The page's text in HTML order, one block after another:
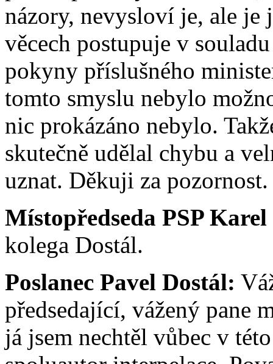
názory, nevysloví je, ale
věcech postupuje v
pokyny příslušného
tomto smyslu nebylo
nic prokázáno nebylo.
skutečně udělal chybu a
uznat. Děkuji za
Místopředseda PSP
kolega Dostál.
Poslanec Pavel Dostál:
předsedající, vážený pane
já jsem nechtěl vůbec v